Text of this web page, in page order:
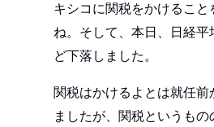
キシコに関税をかけること
ね。そして、本日、日経平
ど下落しました。
関税はかけるよとは就任前
ましたが、関税というもの